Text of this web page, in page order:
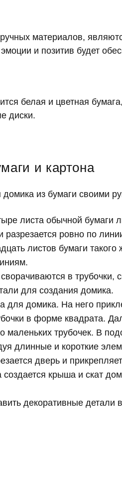
материалов,
и позитив будет
белая и цветная
диски.
и картона
из бумаги своими
листа обычной бумаги
разрезается ровно по
листов бумаги
в
для создания домика.
для домика. На него
в форме квадрата.
маленьких трубочек. В
длинные и короткие
дверь и
создается крыша и скат
декоративные детали